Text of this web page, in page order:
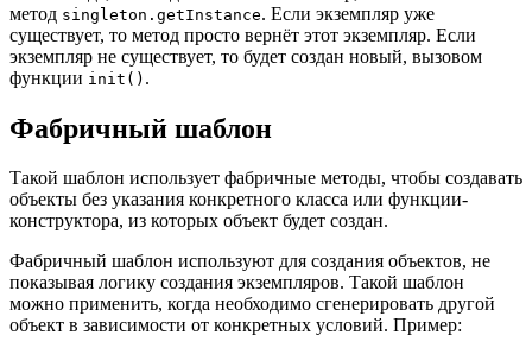
метод singleton.getInstance. Если экземпляр уже
существует, то метод просто вернёт этот экземпляр. Если
экземпляр не существует, то будет создан новый, вызовом
функции init() .
Фабричный шаблон
Такой шаблон использует фабричные методы, чтобы создавать
объекты без указания конкретного класса или функции-
конструктора, из которых объект будет создан.
Фабричный шаблон используют для создания объектов, не
показывая логику создания экземпляров. Такой шаблон
можно применить, когда необходимо сгенерировать другой
объект в зависимости от конкретных условий. Пример: